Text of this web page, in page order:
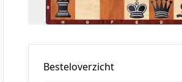
Besteloverzicht